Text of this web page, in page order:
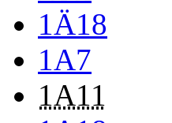
1Ä18
1A7
1A11